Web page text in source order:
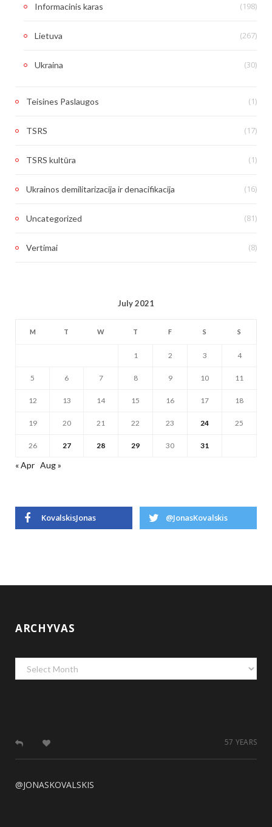
Informacinis karas (198)
Lietuva (267)
Ukraina (30)
Teisines Paslaugos (1)
TSRS (17)
TSRS kultūra (1)
Ukrainos demilitarizacija ir denacifikacija (16)
Uncategorized (81)
Vertimai (8)
July 2021
M T W T F S S
1 2 3 4
5 6 7 8 9 10 11
12 13 14 15 16 17 18
19 20 21 22 23 24 25
26 27 28 29 30 31
« Apr Aug »
KovalskisJonas @JonasKovalskis
ARCHYVAS
Archyvas
57 YEARS
@JONASKOVALSKIS